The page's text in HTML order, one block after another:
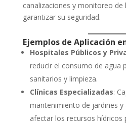
canalizaciones y monitoreo de
garantizar su seguridad.
Ejemplos de Aplicación
Hospitales Públicos y
reducir el consumo de agua
sanitarios y limpieza.
Clínicas Especializadas:
mantenimiento de jardines y
afectar los recursos hídricos